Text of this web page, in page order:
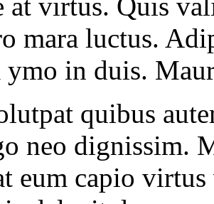
at virtus. Quis
mara luctus.
ymo in duis.
quibus
neo dignissim.
eum capio